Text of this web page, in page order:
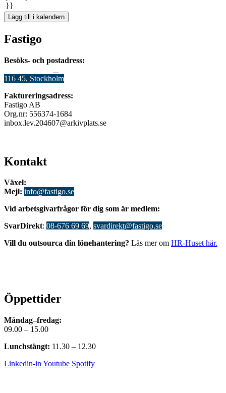
}}
Lägg till i kalendern
Fastigo
Besöks- och postadress:
116 45, Stockholm
Faktureringsadress:
Fastigo AB
Org.nr: 556374-1684
inbox.lev.204607@arkivplats.se
Kontakt
Växel:
Mejl: info@fastigo.se
Vid arbetsgivarfrågor för dig som är medlem:
SvarDirekt: 08-676 69 69, svardirekt@fastigo.se
Vill du outsourca din lönehantering? Läs mer om HR-Huset här.
Öppettider
Måndag–fredag:
09.00 – 15.00
Lunchstängt: 11.30 – 12.30
Linkedin-in Youtube Spotify